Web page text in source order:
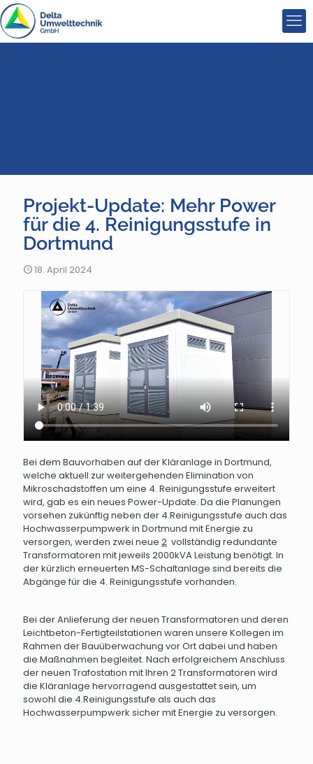
Projekt-Update: Mehr Power
für die 4. Reinigungsstufe in
Dortmund
18. April 2024
Bei dem Bauvorhaben auf der Kläranlage in Dortmund,
welche aktuell zur weitergehenden Elimination von
Mikroschadstoffen um eine 4. Reinigungsstufe erweitert
wird, gab es ein neues Power-Update. Da die Planungen
vorsehen zukünftig neben der 4.Reinigungsstufe auch das
Hochwasserpumpwerk in Dortmund mit Energie zu
versorgen, werden zwei neue 2 vollständig redundante
Transformatoren mit jeweils 2000kVA Leistung benötigt. In
der kürzlich erneuerten MS-Schaltanlage sind bereits die
Abgänge für die 4. Reinigungsstufe vorhanden.
Bei der Anlieferung der neuen Transformatoren und deren
Leichtbeton-Fertigteilstationen waren unsere Kollegen im
Rahmen der Bauüberwachung vor Ort dabei und haben
die Maßnahmen begleitet. Nach erfolgreichem Anschluss
der neuen Trafostation mit Ihren 2 Transformatoren wird
die Kläranlage hervorragend ausgestattet sein, um
sowohl die 4.Reinigungsstufe als auch das
Hochwasserpumpwerk sicher mit Energie zu versorgen.